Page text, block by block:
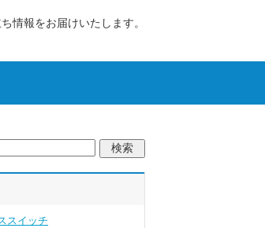
情報をお届けいたします。
スイッチ